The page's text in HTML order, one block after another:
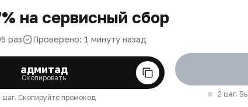
на сервисный сбор
раз Проверено: 1 минуту назад
адмитад
Скопировать
шаг. Скопируйте промокод
2 шаг.